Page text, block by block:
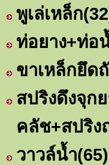
พูเล่เหล็ก
ท่อยาง+ท่อ
ขาเหล็กยึด
สปริงดึงจุก
คลัช+สปริง
วาวล์น้ำ(65)